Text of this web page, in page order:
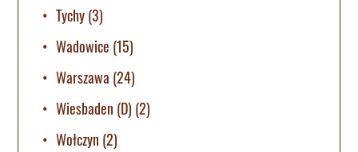
Tychy(3)
Wadowice (15)
Warszawa (24)
Wiesbaden (D) (2)
Wołczyn (2)